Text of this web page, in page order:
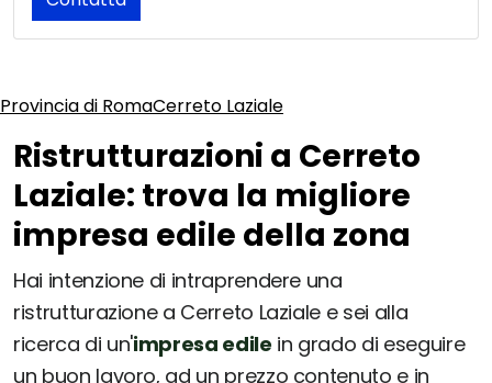
Provincia di RomaCerreto Laziale
Ristrutturazioni a Cerreto
Laziale: trova la migliore
impresa edile della zona
Hai intenzione di intraprendere una
ristrutturazione a Cerreto Laziale e sei alla
ricerca di un'impresa edile in grado di eseguire
un buon lavoro, ad un prezzo contenuto e in